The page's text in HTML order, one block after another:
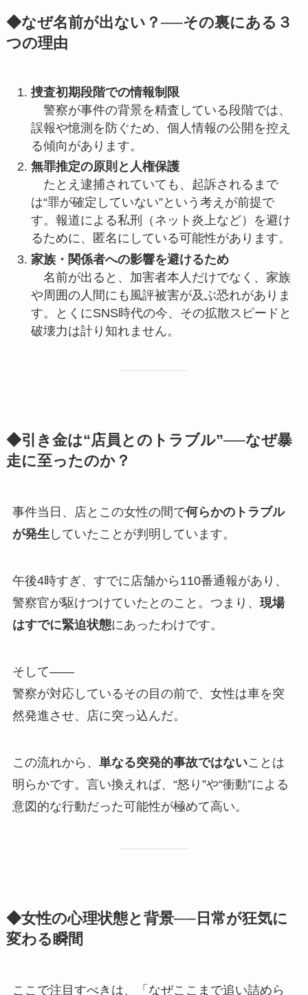
◆なぜ名前が出ない？──その裏にある３
つの理由
捜査初期段階での情報制限
警察が事件の背景を精査している段階では、
誤報や憶測を防ぐため、個人情報の公開を控え
る傾向があります。
無罪推定の原則と人権保護
たとえ逮捕されていても、起訴されるまで
は“罪が確定していない”という考えが前提で
す。報道による私刑（ネット炎上など）を避け
るために、匿名にしている可能性があります。
家族・関係者への影響を避けるため
名前が出ると、加害者本人だけでなく、家族
や周囲の人間にも風評被害が及ぶ恐れがありま
す。とくにSNS時代の今、その拡散スピードと
破壊力は計り知れません。
◆引き金は“店員とのトラブル”──なぜ暴
走に至ったのか？
事件当日、店とこの女性の間で何らかのトラブル
が発生していたことが判明しています。
午後4時すぎ、すでに店舗から110番通報があり、
警察官が駆けつけていたとのこと。つまり、 現場
はすでに緊迫状態にあったわけです。
そして――
警察が対応しているその目の前で、女性は車を突
然発進させ、店に突っ込んだ。
この流れから、 単なる突発的事故ではないことは
明らかです。言い換えれば、“怒り”や“衝動”による
意図的な行動だった可能性が極めて高い。
◆女性の心理状態と背景──日常が狂気に
変わる瞬間
ここで注目すべきは、「なぜここまで追い詰めら